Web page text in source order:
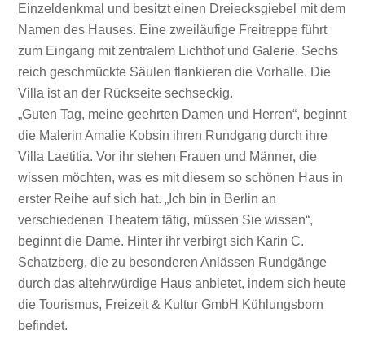
Einzeldenkmal und besitzt einen Dreiecksgiebel mit dem
Namen des Hauses. Eine zweiläufige Freitreppe führt
zum Eingang mit zentralem Lichthof und Galerie. Sechs
reich geschmückte Säulen flankieren die Vorhalle. Die
Villa ist an der Rückseite sechseckig.
„Guten Tag, meine geehrten Damen und Herren“, beginnt
die Malerin Amalie Kobsin ihren Rundgang durch ihre
Villa Laetitia. Vor ihr stehen Frauen und Männer, die
wissen möchten, was es mit diesem so schönen Haus in
erster Reihe auf sich hat. „Ich bin in Berlin an
verschiedenen Theatern tätig, müssen Sie wissen“,
beginnt die Dame. Hinter ihr verbirgt sich Karin C.
Schatzberg, die zu besonderen Anlässen Rundgänge
durch das altehrwürdige Haus anbietet, indem sich heute
die Tourismus, Freizeit & Kultur GmbH Kühlungsborn
befindet.